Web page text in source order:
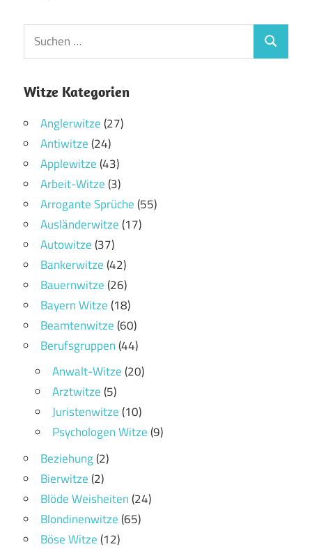
Witze Kategorien
Anglerwitze(27)
Antiwitze(24)
Applewitze(43)
Arbeit-Witze(3)
Arrogante Sprüche(55)
Ausländerwitze(17)
Autowitze(37)
Bankerwitze(42)
Bauernwitze(26)
Bayern Witze(18)
Beamtenwitze(60)
Berufsgruppen(44)
Anwalt-Witze(20)
Arztwitze(5)
Juristenwitze(10)
Psychologen Witze(9)
Beziehung(2)
Bierwitze(2)
Blöde Weisheiten(24)
Blondinenwitze(65)
Böse Witze(12)